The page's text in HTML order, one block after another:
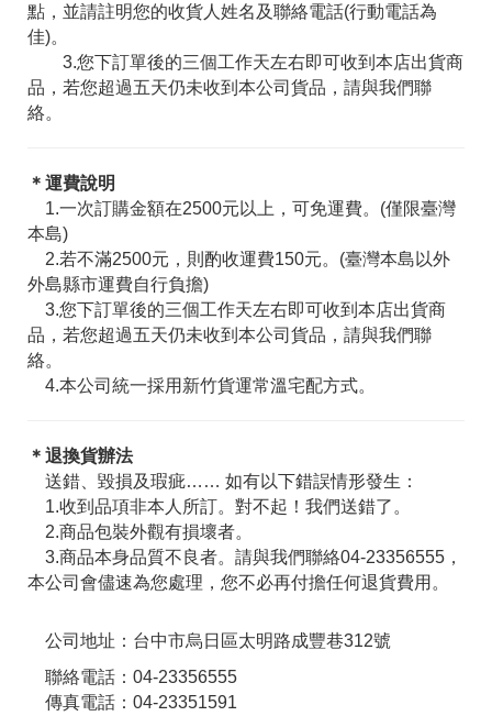
點，並請註明您的收貨人姓名及聯絡電話(行動電話為
佳)。
3.您下訂單後的三個工作天左右即可收到本店出貨商
品，若您超過五天仍未收到本公司貨品，請與我們聯
絡。
＊運費說明
1.一次訂購金額在2500元以上，可免運費。(僅限臺灣
本島)
2.若不滿2500元，則酌收運費150元。(臺灣本島以外
外島縣市運費自行負擔)
3.您下訂單後的三個工作天左右即可收到本店出貨商
品，若您超過五天仍未收到本公司貨品，請與我們聯
絡。
4.本公司統一採用新竹貨運常溫宅配方式。
＊退換貨辦法
送錯、毀損及瑕疵…… 如有以下錯誤情形發生：
1.收到品項非本人所訂。對不起！我們送錯了。
2.商品包裝外觀有損壞者。
3.商品本身品質不良者。請與我們聯絡04-23356555，
本公司會儘速為您處理，您不必再付擔任何退貨費用。
公司地址：台中市烏日區太明路成豐巷312號
聯絡電話：04-23356555
傳真電話：04-23351591